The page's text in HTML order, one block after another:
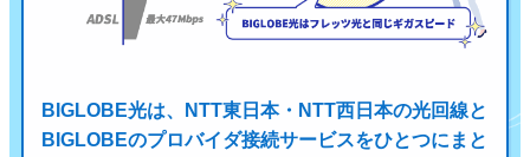
BIGLOBE光は、NTT東日本・NTT西日本の光回線と
BIGLOBEのプロバイダ接続サービスをひとつにまと